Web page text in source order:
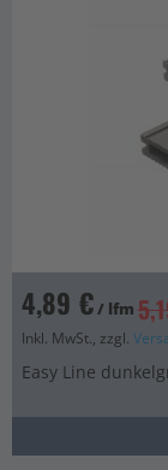
4,89 €/ lfm
Inkl. MwSt., zzgl.
Easy Line